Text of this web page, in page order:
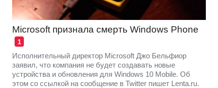
Microsoft признала смерть Windows Phone
1
Исполнительный директор Microsoft Джо Бельфиор
заявил, что компания не будет создавать новые
устройства и обновления для Windows 10 Mobile. Об
этом со ссылкой на сообщение в Twitter пишет Lenta.ru.